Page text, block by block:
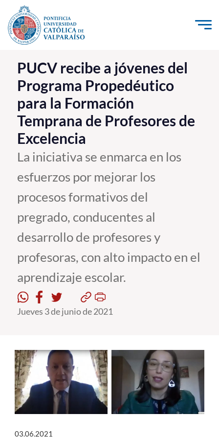
Click acá para ir directamente al contenido
La Universidad
Investigación, Creación e Innovación
PUCV Internacional
Vinculación con el Medio
Admisión
Pregrado
Postgrado
Formación Continua
Académicos
Funcionarios
Alumni
PUCV recibe a jóvenes del
Programa Propedéutico
para la Formación
Temprana de Profesores de
Excelencia
La iniciativa se enmarca en los
esfuerzos por mejorar los
procesos formativos del
pregrado, conducentes al
desarrollo de profesores y
profesoras, con alto impacto en el
aprendizaje escolar.
Jueves 3 de junio de 2021
03.06.2021